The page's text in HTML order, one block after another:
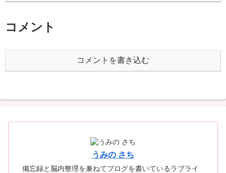
コメント
コメントを書き込む
うみの さち
備忘録と脳内整理を兼ねてブログを書いているラブライ